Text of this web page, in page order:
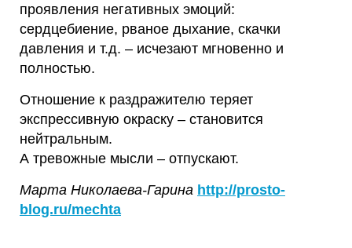
проявления негативных эмоций:
сердцебиение, рваное дыхание, скачки
давления и т.д. – исчезают мгновенно и
полностью.
Отношение к раздражителю теряет
экспрессивную окраску – становится
нейтральным.
А тревожные мысли – отпускают.
Марта Николаева-Гарина http://prosto-
blog.ru/mechta